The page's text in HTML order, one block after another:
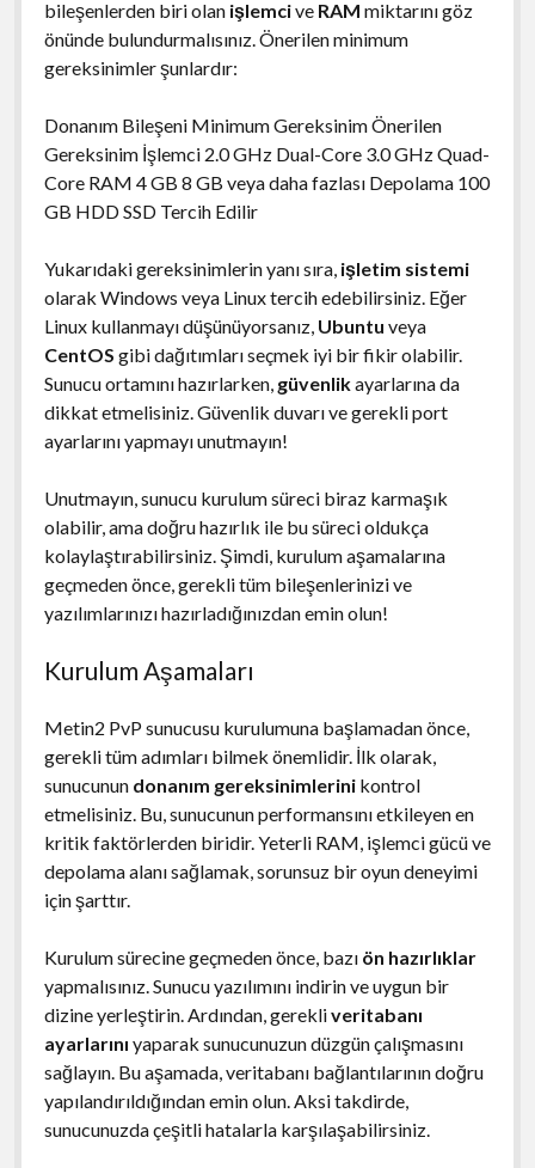
bileşenlerden biri olan işlemcive RAM miktarını göz
önünde bulundurmalısınız. Önerilen minimum
gereksinimler şunlardır:
Donanım Bileşeni Minimum Gereksinim Önerilen
Gereksinim İşlemci 2.0 GHz Dual-Core 3.0 GHz Quad-
Core RAM 4 GB 8 GB veya daha fazlası Depolama 100
GB HDD SSD Tercih Edilir
Yukarıdaki gereksinimlerin yanı sıra, işletim sistemi
olarak Windows veya Linux tercih edebilirsiniz. Eğer
Linux kullanmayı düşünüyorsanız, Ubuntu veya
CentOS gibi dağıtımları seçmek iyi bir fikir olabilir.
Sunucu ortamını hazırlarken, güvenlikayarlarına da
dikkat etmelisiniz. Güvenlik duvarı ve gerekli port
ayarlarını yapmayı unutmayın!
Unutmayın, sunucu kurulum süreci biraz karmaşık
olabilir, ama doğru hazırlık ile bu süreci oldukça
kolaylaştırabilirsiniz. Şimdi, kurulum aşamalarına
geçmeden önce, gerekli tüm bileşenlerinizi ve
yazılımlarınızı hazırladığınızdan emin olun!
Kurulum Aşamaları
Metin2 PvP sunucusu kurulumuna başlamadan önce,
gerekli tüm adımları bilmek önemlidir. İlk olarak,
sunucunun donanım gereksinimlerinikontrol
etmelisiniz. Bu, sunucunun performansını etkileyen en
kritik faktörlerden biridir. Yeterli RAM, işlemci gücü ve
depolama alanı sağlamak, sorunsuz bir oyun deneyimi
için şarttır.
Kurulum sürecine geçmeden önce, bazı ön hazırlıklar
yapmalısınız. Sunucu yazılımını indirin ve uygun bir
dizine yerleştirin. Ardından, gerekliveritabanı
ayarlarını yaparak sunucunuzun düzgün çalışmasını
sağlayın. Bu aşamada, veritabanı bağlantılarının doğru
yapılandırıldığından emin olun. Aksi takdirde,
sunucunuzda çeşitli hatalarla karşılaşabilirsiniz.